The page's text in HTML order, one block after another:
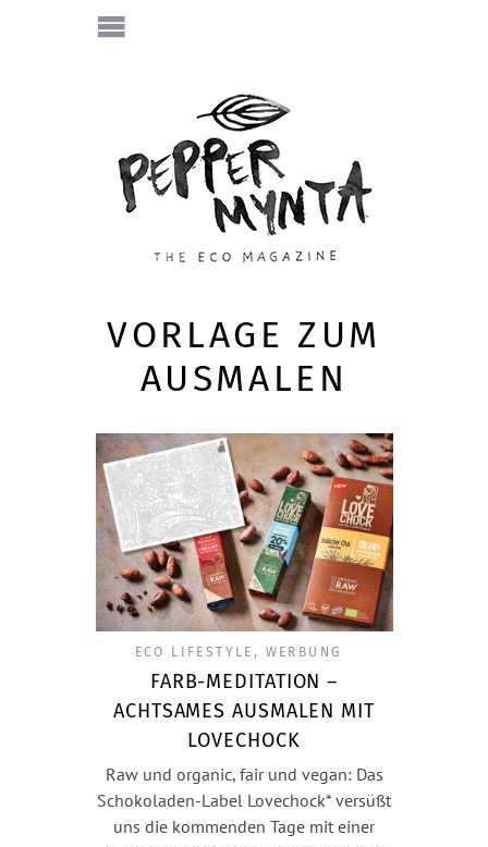
VORLAGE ZUM
AUSMALEN
ECO LIFESTYLE , WERBUNG
FARB-MEDITATION –
ACHTSAMES AUSMALEN MIT
LOVECHOCK
Raw und organic, fair und vegan: Das
Schokoladen-Label Lovechock* versüßt
uns die kommenden Tage mit einer